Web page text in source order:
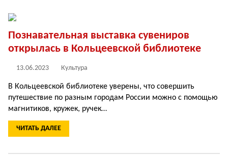
Познавательная выставка сувениров
открылась в Кольцеевской библиотеке
13.06.2023 Культура
В Кольцеевской библиотеке уверены, что совершить
путешествие по разным городам России можно с помощью
магнитиков, кружек, ручек…
ЧИТАТЬ ДАЛЕЕ